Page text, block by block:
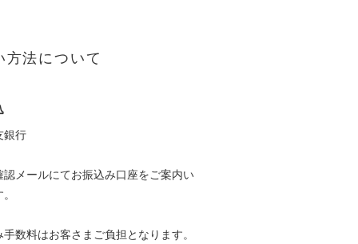
方法について
銀行
認メールにてお振込み口座をご案内い
手数料はお客さまご負担となります。